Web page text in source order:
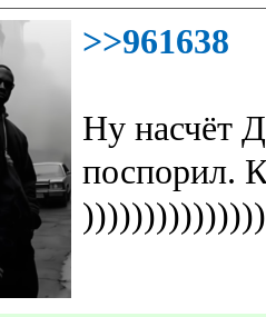
>>961638
Ну насчёт
поспорил.